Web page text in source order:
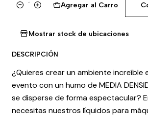
Cantidad
Agregar al Carro
Mostrar stock de ubicaciones
DESCRIPCIÓN
¿Quieres crear un ambiente increíble
evento con un humo de MEDIA
se disperse de forma espectacular?
necesitas nuestros líquidos para